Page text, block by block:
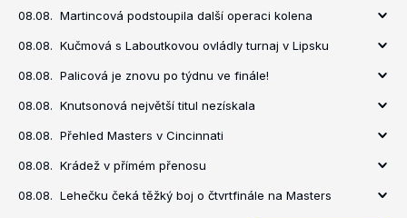
08.08. Martincová podstoupila další operaci kolena
08.08. Kučmová s Laboutkovou ovládly turnaj v Lipsku
08.08. Palicová je znovu po týdnu ve finále!
08.08. Knutsonová největší titul nezískala
08.08. Přehled Masters v Cincinnati
08.08. Krádež v přímém přenosu
08.08. Lehečku čeká těžký boj o čtvrtfinále na Masters